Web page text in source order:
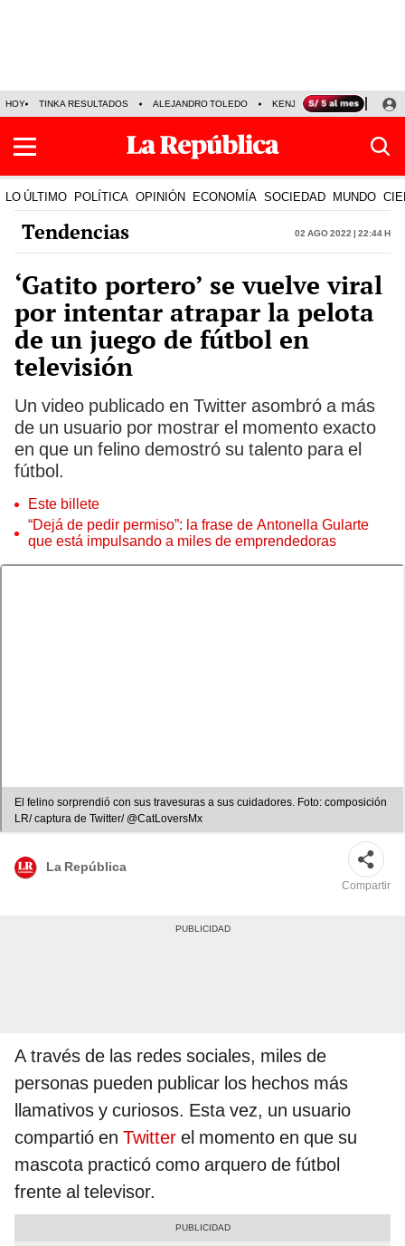
HOY TINKA RESULTADOS ALEJANDRO TOLEDO KENJI FUJIMORI
LO ÚLTIMO POLÍTICA OPINIÓN ECONOMÍA SOCIEDAD MUNDO
Tendencias 02 Ago 2022 | 22:44 h
‘Gatito portero’ se vuelve viral
por intentar atrapar la pelota
de un juego de fútbol en
televisión
Un video publicado en Twitter asombró a más
de un usuario por mostrar el momento exacto
en que un felino demostró su talento para el
fútbol.
Este billete
“Dejá de pedir permiso”: la frase de Antonella Gularte
que está impulsando a miles de emprendedoras
El felino sorprendió con sus travesuras a sus cuidadores. Foto: composición
LR/ captura de Twitter/ @CatLoversMx
La República
Compartir
A través de las redes sociales, miles de
personas pueden publicar los hechos más
llamativos y curiosos. Esta vez, un usuario
compartió en Twitter el momento en que su
mascota practicó como arquero de fútbol
frente al televisor.